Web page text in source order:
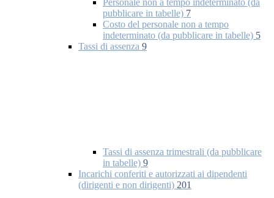
Personale non a tempo indeterminato (da
pubblicare in tabelle) 7
Costo del personale non a tempo
indeterminato (da pubblicare in tabelle) 5
Tassi di assenza 9
Tassi di assenza trimestrali (da pubblicare
in tabelle) 9
Incarichi conferiti e autorizzati ai dipendenti
(dirigenti e non dirigenti) 201